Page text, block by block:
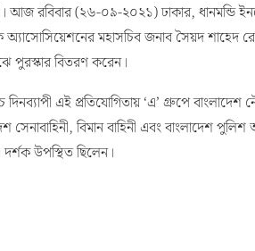
আজ রবিবার (২৬-০৯-২০২১) ঢাকার, ধানমন্ডি
অ্যাসোসিয়েশনের মহাসচিব জনাব সৈয়দ শাহেদ
পুরস্কার বিতরণ করেন।
এই প্রতিযোগিতায় ‘এ’ গ্রুপে বাংলাদেশ
বিমান বাহিনী এবং বাংলাদেশ
উপস্থিত ছিলেন।